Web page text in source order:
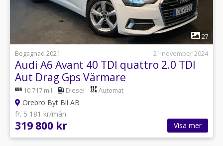
1
27
Begagnad 2021
21 november 2024
Audi A6 Avant 40 TDI quattro 2.0 TDI
Aut Drag Gps Värmare
10 717 mil Diesel Automat
Örebro Byt Bil AB
fr. 5 181 kr/mån
319 800 kr Visa mer